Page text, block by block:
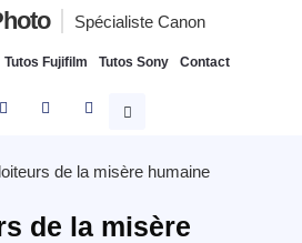
Spécialiste Canon
Tutos Fujifilm Tutos Sony Contact
de la misère humaine
de la misère